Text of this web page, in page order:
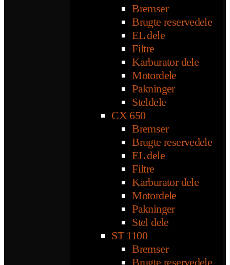
Bremser
Brugte reservedele
EL dele
Filtre
Karburator dele
Motordele
Pakninger
Steldele
CX 650
Bremser
Brugte reservedele
EL dele
Filtre
Karburator dele
Motordele
Pakninger
Stel dele
ST 1100
Bremser
Brugte reservedele